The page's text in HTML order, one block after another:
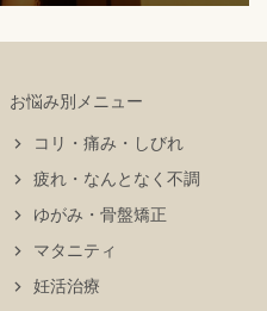
お悩み別メニュー
コリ・痛み・しびれ
疲れ・なんとなく不調
ゆがみ・骨盤矯正
マタニティ
妊活治療